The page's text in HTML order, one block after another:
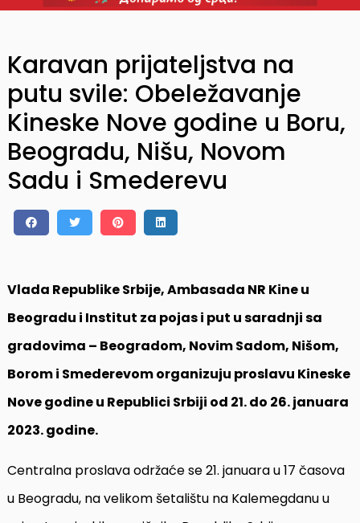
Karavan prijateljstva na
putu svile: Obeležavanje
Kineske Nove godine u Boru,
Beogradu, Nišu, Novom
Sadu i Smederevu
Vlada Republike Srbije, Ambasada NR Kine u
Beogradu i Institut za pojas i put u saradnji sa
gradovima – Beogradom, Novim Sadom, Nišom,
Borom i Smederevom organizuju proslavu Kineske
Nove godine u Republici Srbiji od 21. do 26. januara
2023. godine.
Centralna proslava održaće se 21. januara u 17 časova
u Beogradu, na velikom šetalištu na Kalemegdanu u